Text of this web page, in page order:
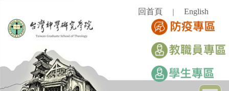
主
區
回首頁 English